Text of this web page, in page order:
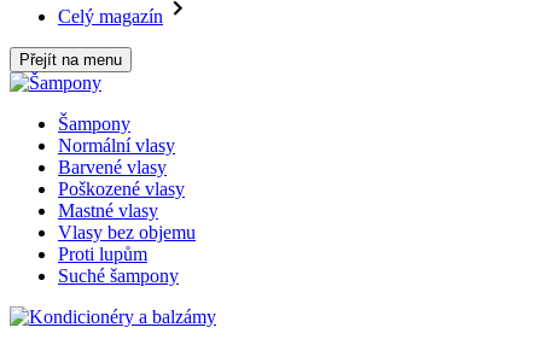
Celý magazín
Přejít na menu
Šampony
Normální vlasy
Barvené vlasy
Poškozené vlasy
Mastné vlasy
Vlasy bez objemu
Proti lupům
Suché šampony